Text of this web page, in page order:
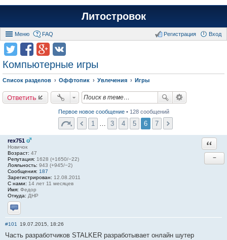
Литостровок
Меню FAQ Вход
Регистрация
Компьютерные игры
Список разделов Оффтопик Увлечения Игры
Ответить
Первое новое сообщение• 128 сообщений
1 3 4 5 6 7
rex751
Новичок
Возраст: 47
Репутация: 1628 (+1650/−22)
Лояльность: 943 (+945/−2)
Сообщения: 187
Зарегистрирован: 12.08.2011
С нами: 14 лет 11 месяцев
Имя: Федор
Откуда: ДНР
Отправить личное сообщение
−
#101 19.07.2015, 18:26
Часть разработчиков STALKER разработывает онлайн шутер